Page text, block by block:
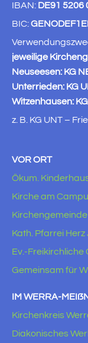
IBAN: DE91 5206
BIC:
jeweilige
Neuseesen: KG
Unterrieden: KG
Witzenhausen:
z. B. KG UNT –
VOR ORT
Ökum.
Kirche am
Kath. Pfarrei Herz
Ev.-Freikirchliche
Gemeinsam für
IM WERRA-
Kirchenkreis
Diakonisches